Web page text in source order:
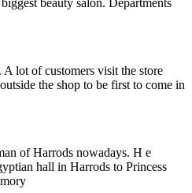
A lot of customers visit the store
the shop to be first to come in
of Harrods nowadays. H e
hall in Harrods to Princess